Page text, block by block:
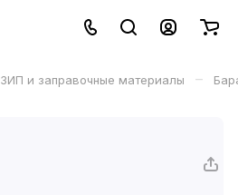
ЗИП и заправочные материалы –